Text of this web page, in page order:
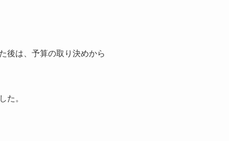
後は、予算の取り決めから
た。